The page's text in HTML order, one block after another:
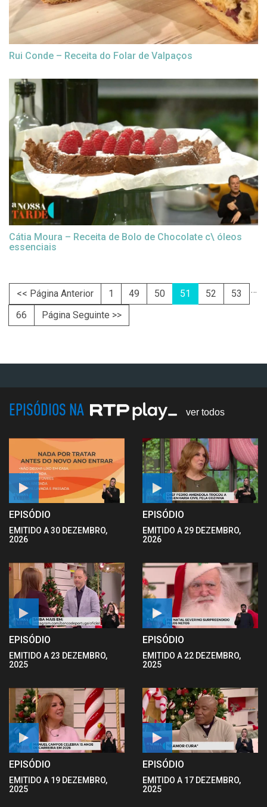
Rui Conde – Receita do Folar de Valpaços
Cátia Moura – Receita de Bolo de Chocolate c\ óleos
essenciais
<< Página Anterior 1 …
49 50 51 52
53
66
Página Seguinte >>
EPISÓDIOS NA ver todos
EPISÓDIO
EMITIDO A 30 DEZEMBRO,
2026
EPISÓDIO
EMITIDO A 29 DEZEMBRO,
2026
EPISÓDIO
EMITIDO A 23 DEZEMBRO,
2025
EPISÓDIO
EMITIDO A 22 DEZEMBRO,
2025
EPISÓDIO
EMITIDO A 19 DEZEMBRO,
2025
EPISÓDIO
EMITIDO A 17 DEZEMBRO,
2025